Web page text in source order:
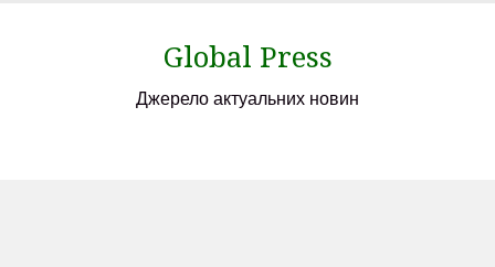
Global Press
Джерело актуальних новин